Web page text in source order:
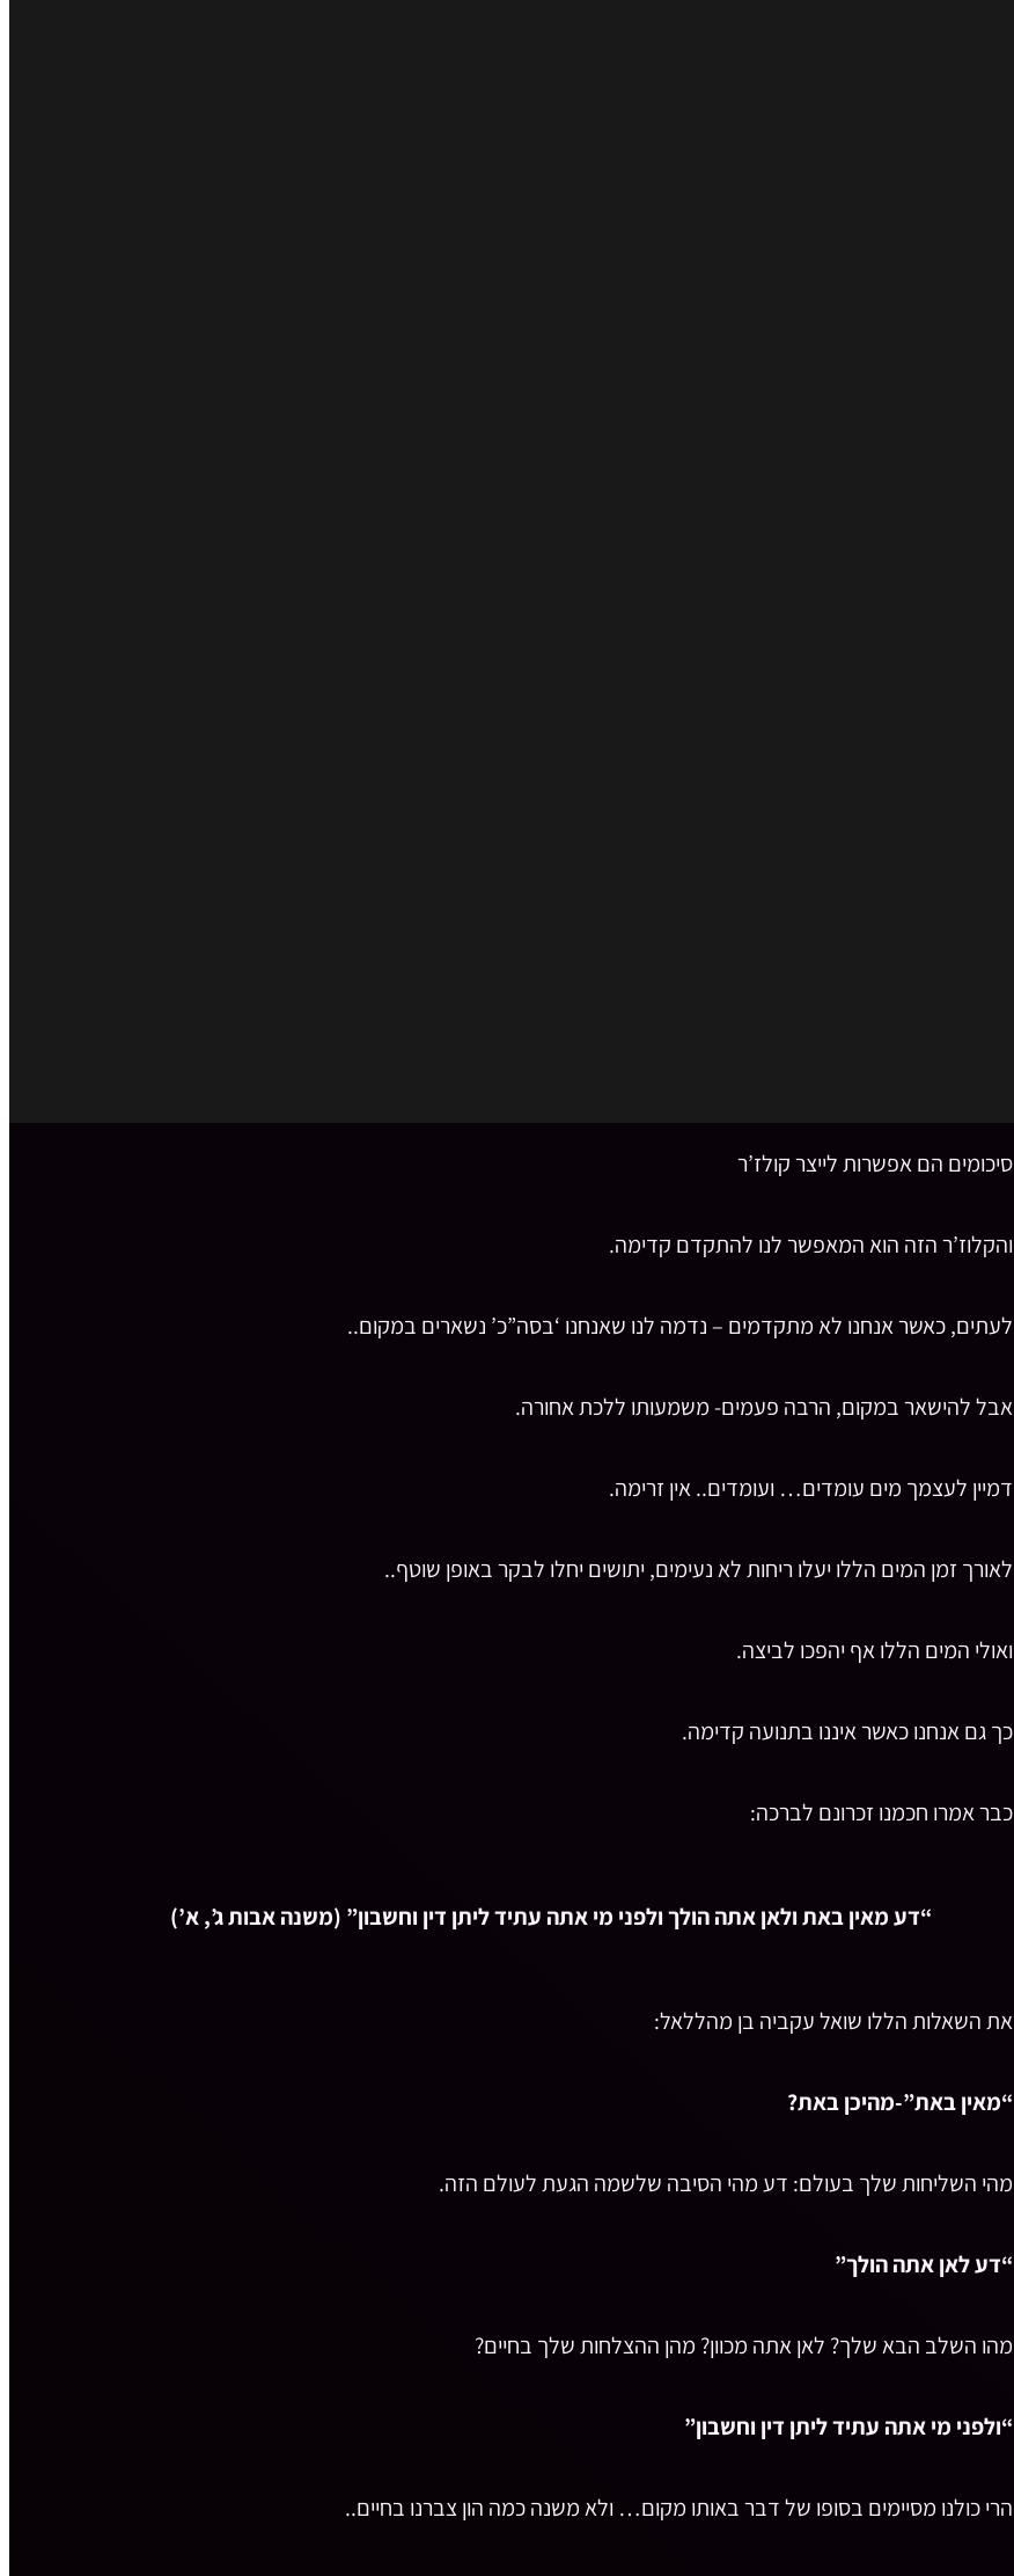
סיכומים הם אפשרות לייצר קולז’ר
והקלוז’ר הזה הוא המאפשר לנו להתקדם קדימה.
לעתים, כאשר אנחנו לא מתקדמים – נדמה לנו שאנחנו ‘בסה”כ’ נשארים במקום..
אבל להישאר במקום, הרבה פעמים- משמעותו ללכת אחורה.
דמיין לעצמך מים עומדים… ועומדים.. אין זרימה.
לאורך זמן המים הללו יעלו ריחות לא נעימים, יתושים יחלו לבקר באופן שוטף..
ואולי המים הללו אף יהפכו לביצה.
כך גם אנחנו כאשר איננו בתנועה קדימה.
כבר אמרו חכמנו זכרונם לברכה:
“דע מאין באת ולאן אתה הולך ולפני מי אתה עתיד ליתן דין וחשבון” (משנה אבות ג’, א’)
את השאלות הללו שואל עקביה בן מהללאל:
“מאין באת”-מהיכן באת?
מהי השליחות שלך בעולם: דע מהי הסיבה שלשמה הגעת לעולם הזה.
“דע לאן אתה הולך”
מהו השלב הבא שלך? לאן אתה מכוון? מהן ההצלחות שלך בחיים?
“ולפני מי אתה עתיד ליתן דין וחשבון”
הרי כולנו מסיימים בסופו של דבר באותו מקום… ולא משנה כמה הון צברנו בחיים..